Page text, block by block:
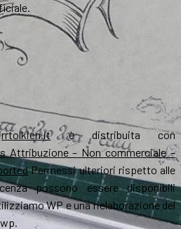
è distribuita con
Attribuzione – Non commerciale –
Permessi ulteriori rispetto alle
possono essere disponibili
WP e una rielaborazione del